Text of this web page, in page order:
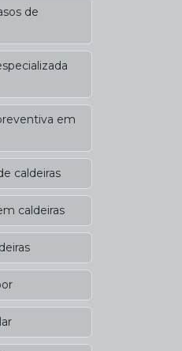
de
em
caldeiras
caldeiras